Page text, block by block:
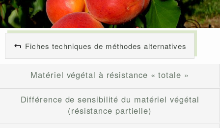
Fiches techniques de méthodes alternatives
Matériel végétal à résistance « totale »
Différence de sensibilité du matériel végétal
(résistance partielle)